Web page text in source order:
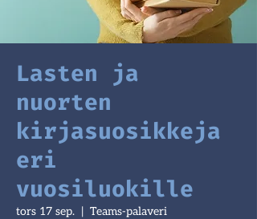
Lasten ja
nuorten
kirjasuosikkeja
eri
vuosiluokille
tors 17 sep.
  |
Teams-palaveri